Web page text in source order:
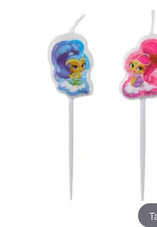
Shine
Speelgoed
Shimmer